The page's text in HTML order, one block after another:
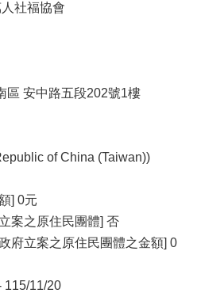
社福協會
區 安中路五段202號1樓
of China (Taiwan))
] 0元
案之原住民團體] 否
府立案之原住民團體之金額] 0
115/11/20